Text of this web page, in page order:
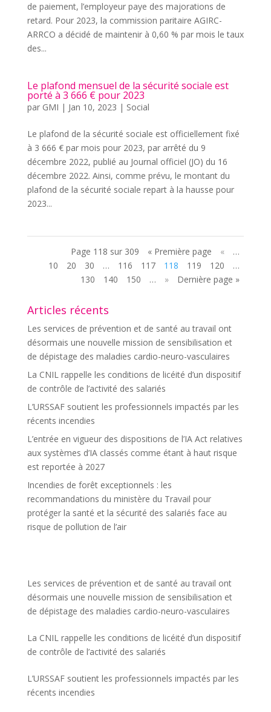
de paiement, l’employeur paye des majorations de
retard. Pour 2023, la commission paritaire AGIRC-
ARRCO a décidé de maintenir à 0,60 % par mois le taux
des...
Le plafond mensuel de la sécurité sociale est
porté à 3 666 € pour 2023
par GMI | Jan 10, 2023 | Social
Le plafond de la sécurité sociale est officiellement fixé
à 3 666 € par mois pour 2023, par arrêté du 9
décembre 2022, publié au Journal officiel (JO) du 16
décembre 2022. Ainsi, comme prévu, le montant du
plafond de la sécurité sociale repart à la hausse pour
2023...
Page 118 sur 309 « Première page «
…
10
20 30 … 116 117 118 119 120
…
130
140 150 … » Dernière page »
Articles récents
Les services de prévention et de santé au travail ont
désormais une nouvelle mission de sensibilisation et
de dépistage des maladies cardio-neuro-vasculaires
La CNIL rappelle les conditions de licéité d’un dispositif
de contrôle de l’activité des salariés
L’URSSAF soutient les professionnels impactés par les
récents incendies
L’entrée en vigueur des dispositions de l’IA Act relatives
aux systèmes d’IA classés comme étant à haut risque
est reportée à 2027
Incendies de forêt exceptionnels : les
recommandations du ministère du Travail pour
protéger la santé et la sécurité des salariés face au
risque de pollution de l’air
Les services de prévention et de santé au travail ont
désormais une nouvelle mission de sensibilisation et
de dépistage des maladies cardio-neuro-vasculaires
La CNIL rappelle les conditions de licéité d’un dispositif
de contrôle de l’activité des salariés
L’URSSAF soutient les professionnels impactés par les
récents incendies